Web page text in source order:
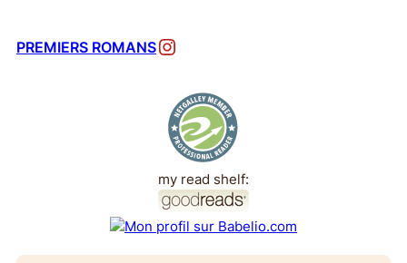
PREMIERS ROMANSInstagram
my read shelf: